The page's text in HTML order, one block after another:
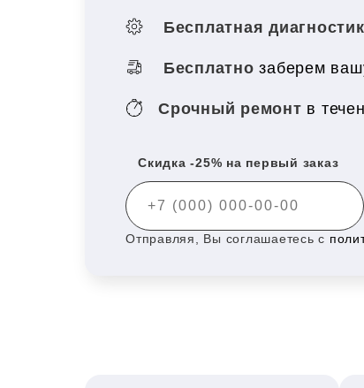
Бесплатная
Бесплатно заберем
Срочный ремонт в
Скидка -25% на первый заказ
Отправляя, Вы соглашаетесь с